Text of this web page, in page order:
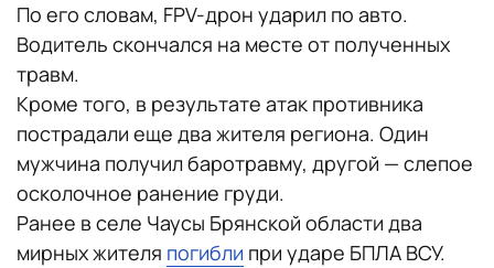
По его словам, FPV-дрон ударил по авто.
Водитель скончался на месте от полученных
травм.
Кроме того, в результате атак противника
пострадали еще два жителя региона. Один
мужчина получил баротравму, другой — слепое
осколочное ранение груди.
Ранее в селе Чаусы Брянской области два
мирных жителя погибли при ударе БПЛА ВСУ.